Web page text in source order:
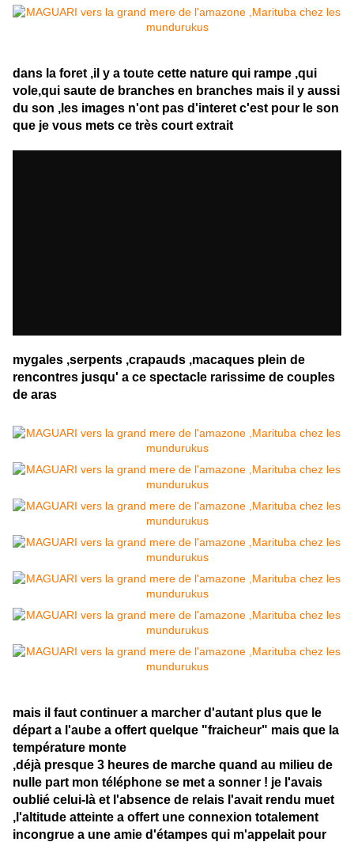
dans la foret ,il y a toute cette nature qui rampe ,qui
vole,qui saute de branches en branches mais il y aussi
du son ,les images n'ont pas d'interet c'est pour le son
que je vous mets ce très court extrait
mygales ,serpents ,crapauds ,macaques plein de
rencontres jusqu' a ce spectacle rarissime de couples
de aras
mais il faut continuer a marcher d'autant plus que le
départ a l'aube a offert quelque "fraicheur" mais que la
température monte
,déjà presque 3 heures de marche quand au milieu de
nulle part mon téléphone se met a sonner ! je l'avais
oublié celui-là et l'absence de relais l'avait rendu muet
,l'altitude atteinte a offert une connexion totalement
incongrue a une amie d'étampes qui m'appelait pour